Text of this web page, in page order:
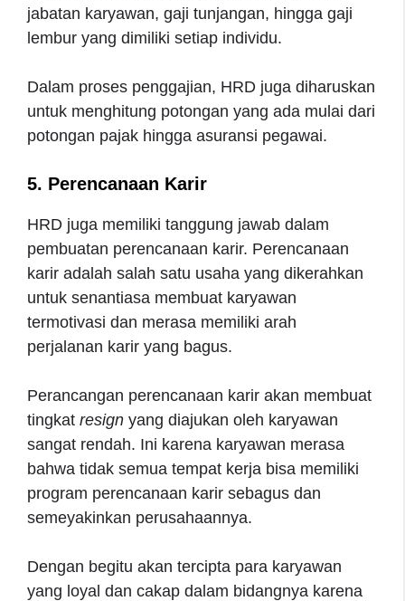
jabatan karyawan, gaji tunjangan, hingga gaji
lembur yang dimiliki setiap individu.
Dalam proses penggajian, HRD juga diharuskan
untuk menghitung potongan yang ada mulai dari
potongan pajak hingga asuransi pegawai.
5. Perencanaan Karir
HRD juga memiliki tanggung jawab dalam
pembuatan perencanaan karir. Perencanaan
karir adalah salah satu usaha yang dikerahkan
untuk senantiasa membuat karyawan
termotivasi dan merasa memiliki arah
perjalanan karir yang bagus.
Perancangan perencanaan karir akan membuat
tingkat resign yang diajukan oleh karyawan
sangat rendah. Ini karena karyawan merasa
bahwa tidak semua tempat kerja bisa memiliki
program perencanaan karir sebagus dan
semeyakinkan perusahaannya.
Dengan begitu akan tercipta para karyawan
yang loyal dan cakap dalam bidangnya karena